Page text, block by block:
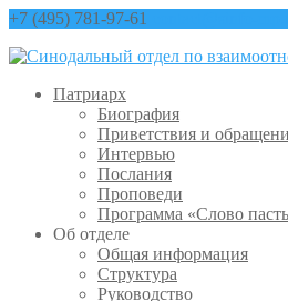
+7 (495) 781-97-61
Патриарх
Биография
Приветствия и
Интервью
Послания
Проповеди
Программа «Слово
Об отделе
Общая информация
Структура
Руководство